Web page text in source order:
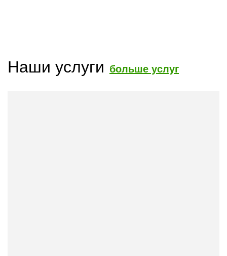
Наши услуги больше услуг